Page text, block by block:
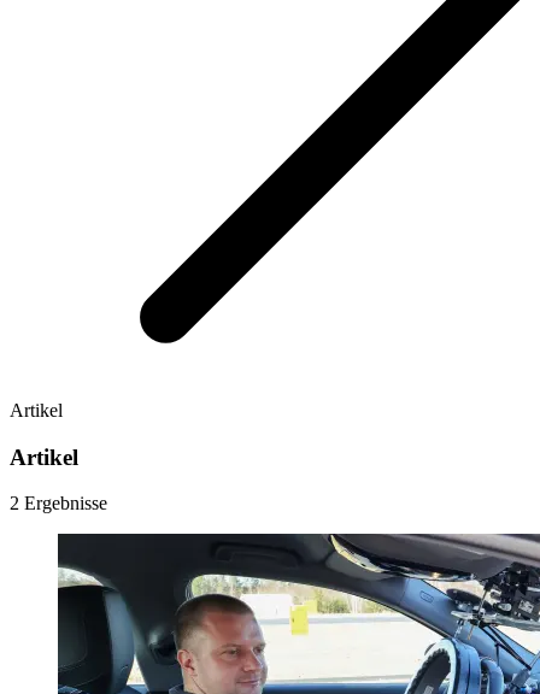
Artikel
Artikel
2 Ergebnisse